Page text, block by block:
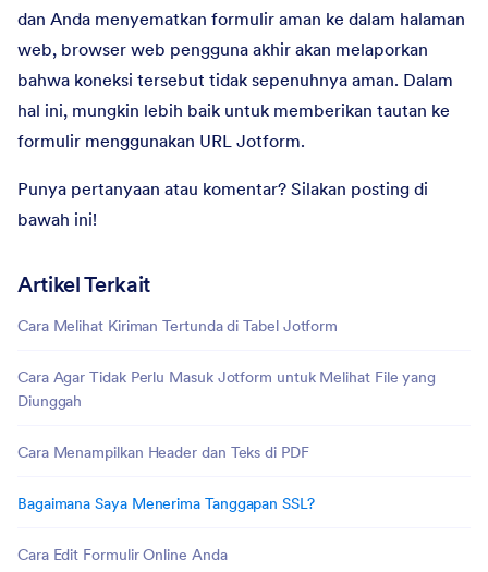
dan Anda menyematkan formulir aman ke dalam halaman
web, browser web pengguna akhir akan melaporkan
bahwa koneksi tersebut tidak sepenuhnya aman. Dalam
hal ini, mungkin lebih baik untuk memberikan tautan ke
formulir menggunakan URL Jotform.
Punya pertanyaan atau komentar? Silakan posting di
bawah ini!
Artikel Terkait
Cara Melihat Kiriman Tertunda di Tabel Jotform
Cara Agar Tidak Perlu Masuk Jotform untuk Melihat File yang
Diunggah
Cara Menampilkan Header dan Teks di PDF
Bagaimana Saya Menerima Tanggapan SSL?
Cara Edit Formulir Online Anda